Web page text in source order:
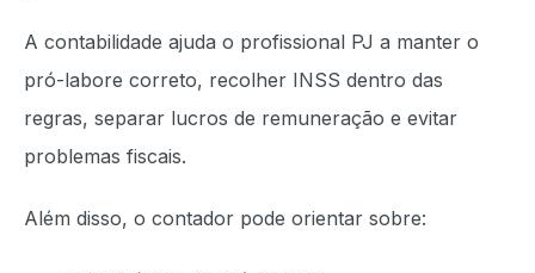
A contabilidade ajuda o profissional PJ a manter o
pró-labore correto, recolher INSS dentro das
regras, separar lucros de remuneração e evitar
problemas fiscais.
Além disso, o contador pode orientar sobre: